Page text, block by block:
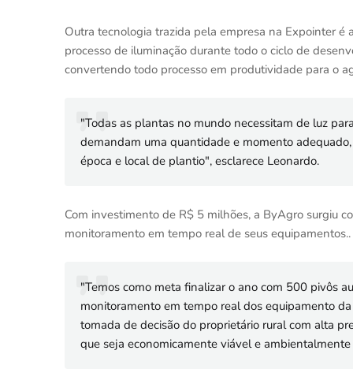
Outra tecnologia trazida pela empresa na Expointer é
processo de iluminação durante todo o ciclo de
convertendo todo processo em produtividade para o
"Todas as plantas no mundo necessitam de luz
demandam uma quantidade e momento
época e local de plantio", esclarece Leonardo.
Com investimento de R$ 5 milhões, a ByAgro surgiu
monitoramento em tempo real de seus equipamentos..
"Temos como meta finalizar o ano com 500 pivôs
monitoramento em tempo real dos equipamento
tomada de decisão do proprietário rural com alta
que seja economicamente viável e